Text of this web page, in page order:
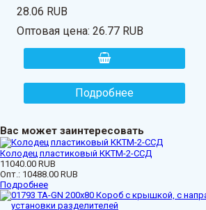
28.06 RUB
Оптовая цена:26.77 RUB
Подробнее
Вас может заинтересовать
Колодец пластиковый ККТМ-2-ССД
11040.00 RUB
Опт.: 10488.00 RUB
Подробнее